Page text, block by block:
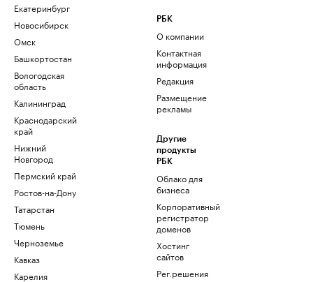
Екатеринбург
Новосибирск
Омск
Башкортостан
Вологодская
область
Калининград
Краснодарский
край
Нижний
Новгород
Пермский край
Ростов-на-Дону
Татарстан
Тюмень
Черноземье
Кавказ
Карелия
РБК
О компании
Контактная
информация
Редакция
Размещение
рекламы
Другие
продукты
РБК
Облако для
бизнеса
Корпоративный
регистратор
доменов
Хостинг
сайтов
Рег.решения